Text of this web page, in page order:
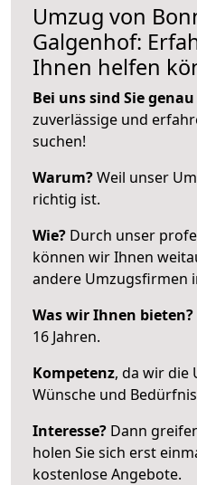
Umzug von
Galgenhof:
Ihnen helfen
Bei uns sind Sie
zuverlässige und
suchen!
Warum?Weil unser
richtig ist.
Wie? Durch unser
können wir Ihnen
andere Umzugsfirmen
Was wir Ihnen bieten?
16 Jahren.
Kompetenz, da wir die
Wünsche und
Interesse? Dann
holen Sie sich erst
kostenlose Angebote.